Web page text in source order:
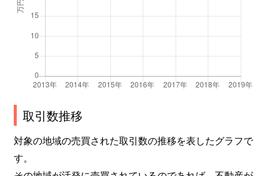
取引数推移
対象の地域の売買された取引数の推移を表したグラフで
す。